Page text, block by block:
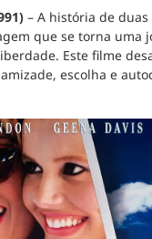
– A história de
que se torna uma
Este filme
escolha e